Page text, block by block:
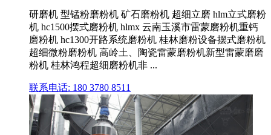
研磨机 型锰粉磨粉机 矿石磨粉机 超细立磨 hlm立式磨粉
机 hc1500摆式磨粉机 hlmx 云南玉溪市雷蒙磨粉机重钙
磨粉机 hc1300开路系统磨粉机 桂林磨粉设备摆式磨粉机
超细微粉磨粉机 高岭土、陶瓷雷蒙磨粉机新型雷蒙磨磨
粉机 桂林鸿程超细磨粉机非 ...
联系电话: 180 3780 8511